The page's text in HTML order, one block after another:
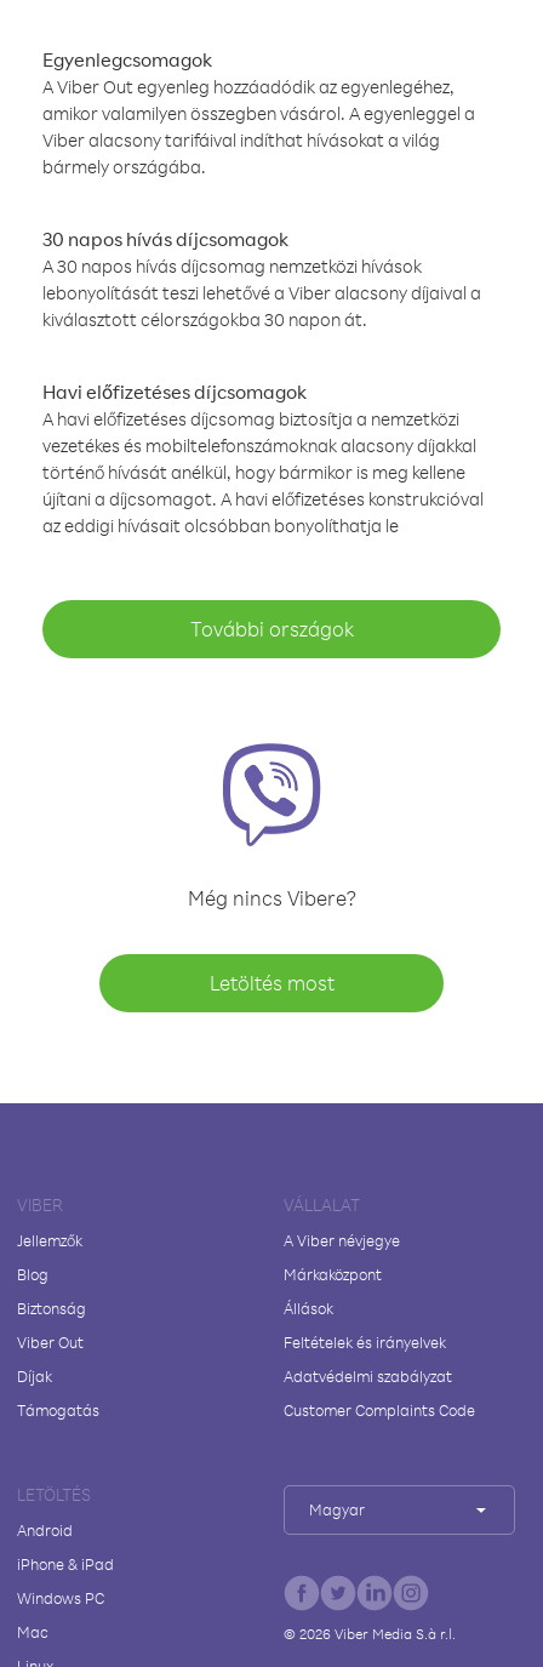
Egyenlegcsomagok
A Viber Out egyenleg hozzáadódik az egyenlegéhez,
amikor valamilyen összegben vásárol. A egyenleggel a
Viber alacsony tarifáival indíthat hívásokat a világ
bármely országába.
30 napos hívás díjcsomagok
A 30 napos hívás díjcsomag nemzetközi hívások
lebonyolítását teszi lehetővé a Viber alacsony díjaival a
kiválasztott célországokba 30 napon át.
Havi előfizetéses díjcsomagok
A havi előfizetéses díjcsomag biztosítja a nemzetközi
vezetékes és mobiltelefonszámoknak alacsony díjakkal
történő hívását anélkül, hogy bármikor is meg kellene
újítani a díjcsomagot. A havi előfizetéses konstrukcióval
az eddigi hívásait olcsóbban bonyolíthatja le
További országok
Még nincs Vibere?
Letöltés most
VIBER
Jellemzők
Blog
Biztonság
Viber Out
Díjak
Támogatás
VÁLLALAT
A Viber névjegye
Márkaközpont
Állások
Feltételek és irányelvek
Adatvédelmi szabályzat
Customer Complaints Code
LETÖLTÉS
Android
iPhone & iPad
Windows PC
Mac
Magyar
© 2026Viber Media S.à r.l.